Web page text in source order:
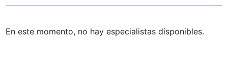
En este momento, no hay especialistas disponibles.